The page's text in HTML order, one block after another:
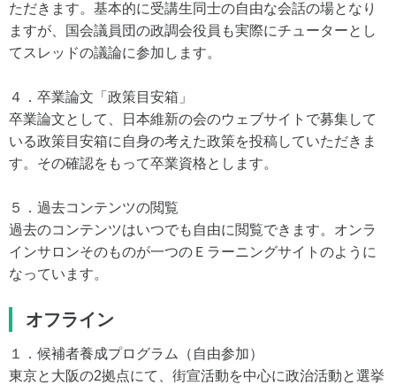
ただきます。基本的に受講生同士の自由な会話の場となり
ますが、国会議員団の政調会役員も実際にチューターとし
てスレッドの議論に参加します。
４．卒業論文「政策目安箱」
卒業論文として、日本維新の会のウェブサイトで募集して
いる政策目安箱に自身の考えた政策を投稿していただきま
す。その確認をもって卒業資格とします。
５．過去コンテンツの閲覧
過去のコンテンツはいつでも自由に閲覧できます。オンラ
インサロンそのものが一つのＥラーニングサイトのように
なっています。
オフライン
１．候補者養成プログラム（自由参加）
東京と大阪の2拠点にて、街宣活動を中心に政治活動と選挙